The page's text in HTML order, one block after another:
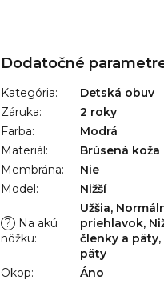
Dodatočné
Kategória:
Detská obuv
Záruka:
2 roky
Farba:
Modrá
Materiál:
Brúsená koža
Membrána:
Nie
Model: Nižší
?
Na akú
nôžku:
Užšia,
priehlavok,
členky a
päty
Okop:
Áno